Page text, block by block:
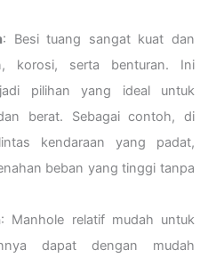
: Besi tuang sangat kuat dan
korosi, serta benturan. Ini
pilihan yang ideal untuk
berat. Sebagai contoh, di
kendaraan yang padat,
beban yang tinggi tanpa
: Manhole relatif mudah untuk
dapat dengan mudah